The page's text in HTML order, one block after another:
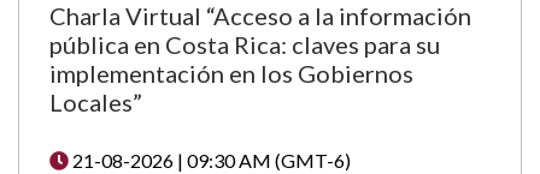
Charla Virtual “Acceso a la información
pública en Costa Rica: claves para su
implementación en los Gobiernos
Locales”
21-08-2026 | 09:30 AM (GMT-6)